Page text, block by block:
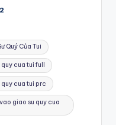
2
Quý Của Tui
cua tui full
cua tui prc
giao su quy cua